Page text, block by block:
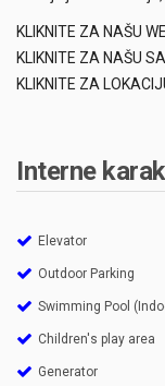
KLIKNITE ZA NAŠU
KLIKNITE ZA NAŠU
KLIKNITE ZA
Interne
Elevator
Outdoor Parking
Swimming Pool
Children's play area
Generator